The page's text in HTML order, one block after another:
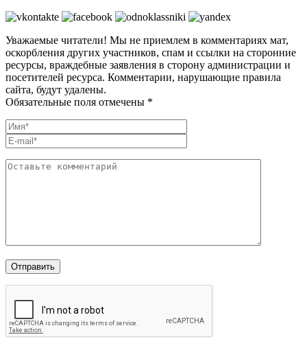
Уважаемые читатели! Мы не приемлем в комментариях мат,
оскорбления других участников, спам и ссылки на сторонние
ресурсы, враждебные заявления в сторону администрации и
посетителей ресурса. Комментарии, нарушающие правила
сайта, будут удалены.
Обязательные поля отмечены *